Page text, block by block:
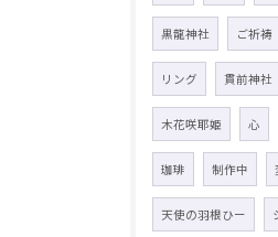
黒龍神社 ご祈祷
リング 貫前神社
木花咲耶姫 心
珈琲 制作中
天使の羽根ひー